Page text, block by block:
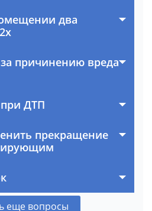
два
причинению вреда
при ДТП
прекращение
еще вопросы